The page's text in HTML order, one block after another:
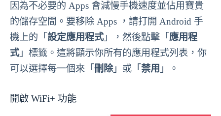
因為不必要的 Apps 會減慢手機速度並佔用寶貴
的儲存空間。要移除 Apps ，請打開 Android 手
機上的「 設定應用程式」，然後點擊「 應用程
式」標籤。這將顯示你所有的應用程式列表，你
可以選擇每一個來「 刪除」或「 禁用 」。
開啟 WiFi+ 功能